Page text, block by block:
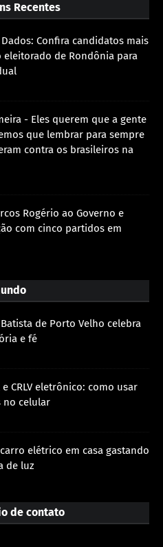
Recentes
Confira candidatos mais
eleitorado de Rondônia para
- Eles querem que a gente
que lembrar para sempre
contra os brasileiros na
Rogério ao Governo e
com cinco partidos em
de Porto Velho celebra
e fé
e CRLV eletrônico: como usar
no celular
elétrico em casa gastando
de luz
de contato